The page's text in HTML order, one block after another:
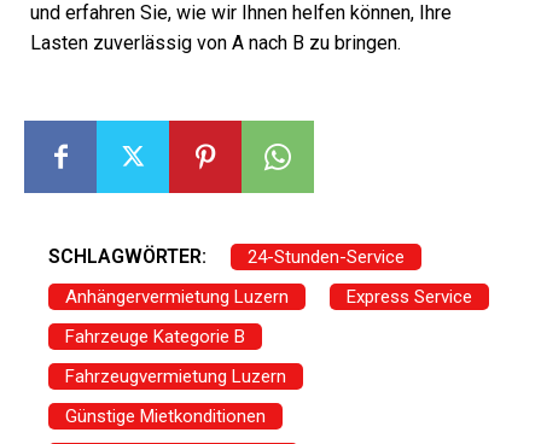
und erfahren Sie, wie wir Ihnen helfen können, Ihre
Lasten zuverlässig von A nach B zu bringen.
SCHLAGWÖRTER:
24-Stunden-Service
Anhängervermietung Luzern
Express Service
Fahrzeuge Kategorie B
Fahrzeugvermietung Luzern
Günstige Mietkonditionen